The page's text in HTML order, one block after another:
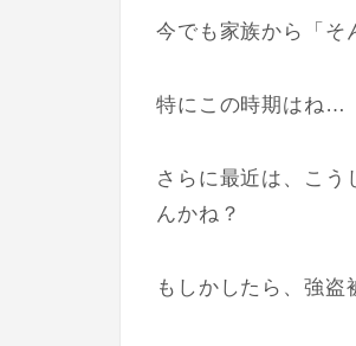
今でも家族から「そ
特にこの時期はね…
さらに最近は、こう
んかね？
もしかしたら、強盗